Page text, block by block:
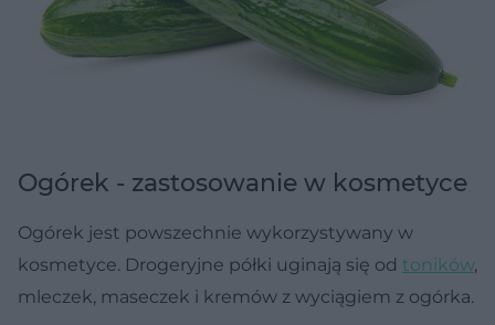
Ogórek - zastosowanie w kosmetyce
Ogórek jest powszechnie wykorzystywany w
kosmetyce. Drogeryjne półki uginają się od toników,
mleczek, maseczek i kremów z wyciągiem z ogórka.